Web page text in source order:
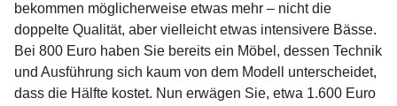
bekommen möglicherweise etwas mehr – nicht die
doppelte Qualität, aber vielleicht etwas intensivere Bässe.
Bei 800 Euro haben Sie bereits ein Möbel, dessen Technik
und Ausführung sich kaum von dem Modell unterscheidet,
dass die Hälfte kostet. Nun erwägen Sie, etwa 1.600 Euro